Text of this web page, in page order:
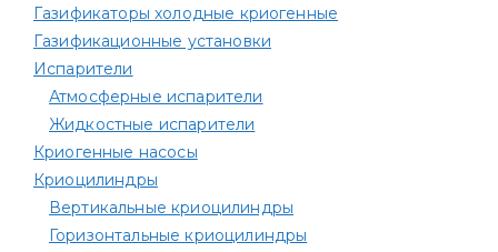
Газификаторы холодные криогенные
Газификационные установки
Испарители
Атмосферные испарители
Жидкостные испарители
Криогенные насосы
Криоцилиндры
Вертикальные криоцилиндры
Горизонтальные криоцилиндры